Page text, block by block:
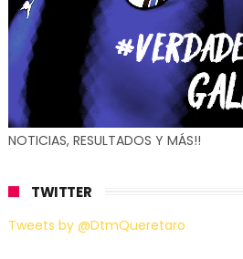
NOTICIAS, RESULTADOS Y MÁS!!
TWITTER
Tweets by @DtmQueretaro